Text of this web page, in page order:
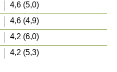
4,6 (5,0)
4,6 (4,9)
4,2 (6,0)
4,2 (5,3)